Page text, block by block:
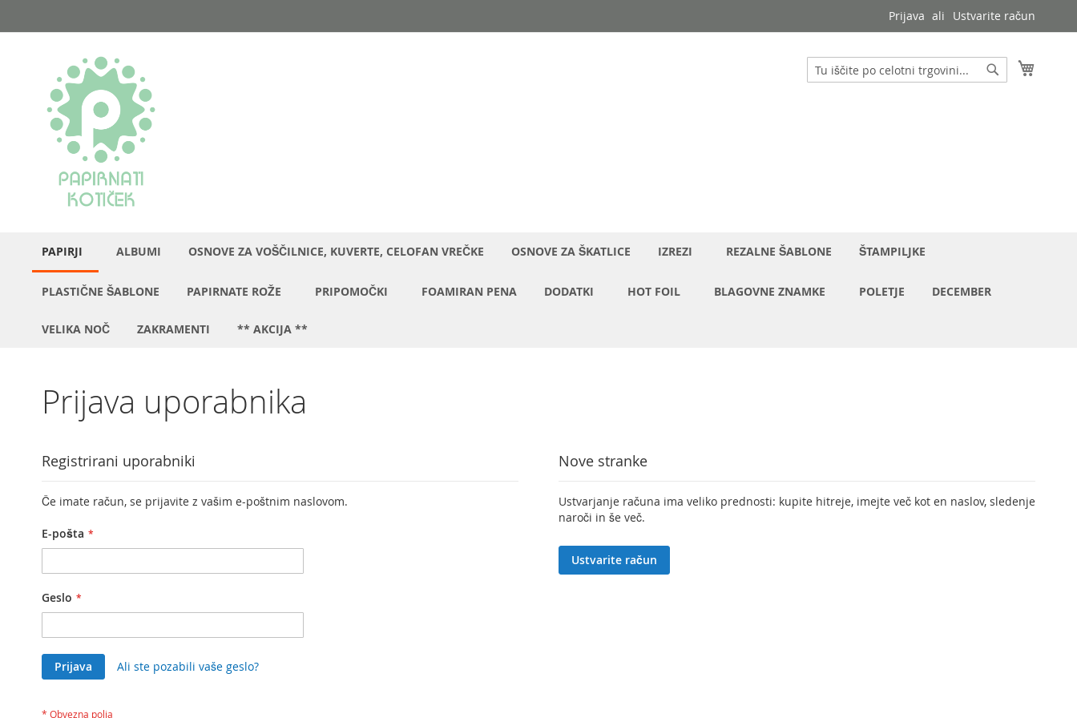
na
Prijava Ustvarite račun
Iskanje
PAPIRJI ALBUMI OSNOVE ZA VOŠČILNICE, KUVERTE, CELOFAN VREČKE OSNOVE ZA ŠKATLICE IZREZI REZALNE ŠABLONE ŠTAMPILJKE
PLASTIČNE ŠABLONE PAPIRNATE ROŽE PRIPOMOČKI FOAMIRAN PENA DODATKI HOT FOIL BLAGOVNE ZNAMKE POLETJE DECEMBER
VELIKA NOČ ZAKRAMENTI ** AKCIJA **
Prijava uporabnika
Registrirani uporabniki
Če imate račun, se prijavite z vašim e-poštnim naslovom.
E-pošta
Geslo
Prijava Ali ste pozabili vaše geslo?
Nove stranke
Ustvarjanje računa ima veliko prednosti: kupite hitreje, imejte več kot en naslov, sledenje
naroči in še več.
Ustvarite račun